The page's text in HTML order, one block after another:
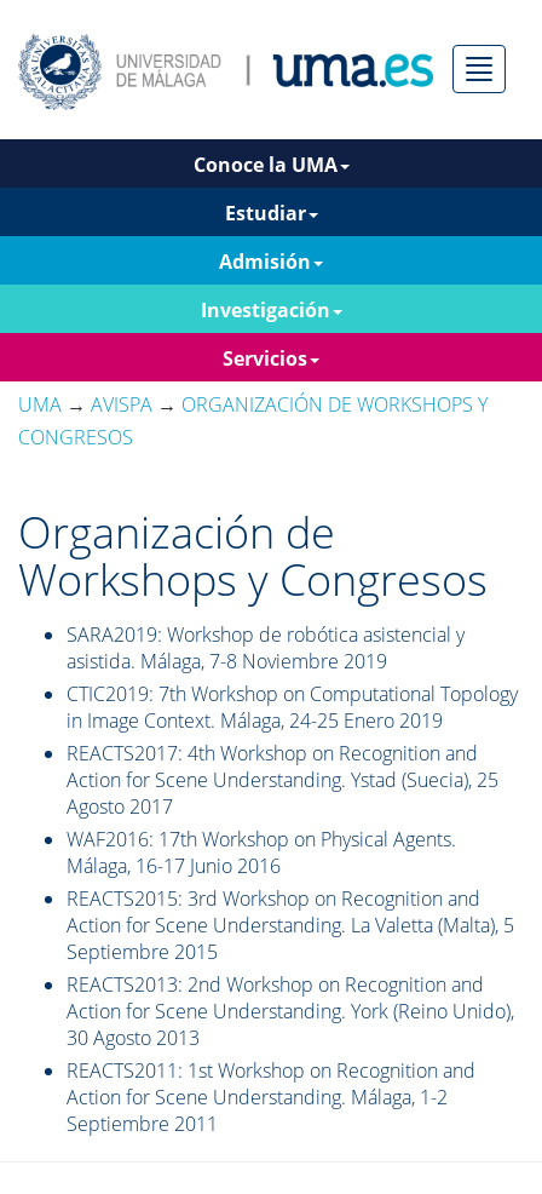
Menú
Conoce la UMA
Estudiar
Admisión
Investigación
Servicios
UMA → AVISPA → ORGANIZACIÓN DE WORKSHOPS Y
CONGRESOS
Organización de
Workshops y Congresos
SARA2019: Workshop de robótica asistencial y
asistida. Málaga, 7-8 Noviembre 2019
CTIC2019: 7th Workshop on Computational Topology
in Image Context. Málaga, 24-25 Enero 2019
REACTS2017: 4th Workshop on Recognition and
Action for Scene Understanding. Ystad (Suecia), 25
Agosto 2017
WAF2016: 17th Workshop on Physical Agents.
Málaga, 16-17 Junio 2016
REACTS2015: 3rd Workshop on Recognition and
Action for Scene Understanding. La Valetta (Malta), 5
Septiembre 2015
REACTS2013: 2nd Workshop on Recognition and
Action for Scene Understanding. York (Reino Unido),
30 Agosto 2013
REACTS2011: 1st Workshop on Recognition and
Action for Scene Understanding. Málaga, 1-2
Septiembre 2011